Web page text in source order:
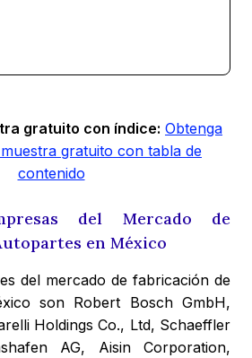
gratuito con índice: Obtenga
gratuito con tabla de
contenido
del Mercado de
en México
del mercado de fabricación de
son Robert Bosch GmbH,
Holdings Co., Ltd, Schaeffler
AG, Aisin Corporation,